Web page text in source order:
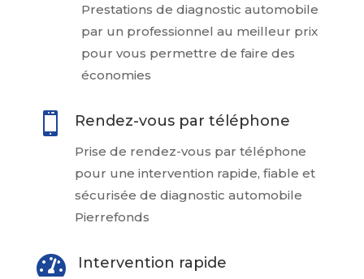
Prestations de diagnostic automobile
par un professionnel au meilleur prix
pour vous permettre de faire des
économies
 Rendez-vous par téléphone
Prise de rendez-vous par téléphone
pour une intervention rapide, fiable et
sécurisée de diagnostic automobile
Pierrefonds
 Intervention rapide